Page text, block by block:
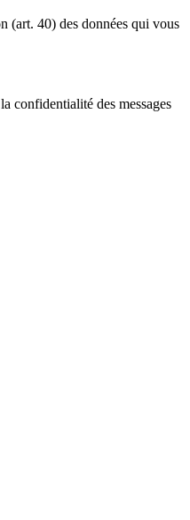
(art. 40) des données qui vous
confidentialité des messages